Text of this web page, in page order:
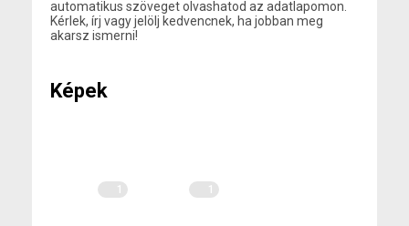
automatikus szöveget olvashatod az adatlapomon.
Kérlek, írj vagy jelölj kedvencnek, ha jobban meg
akarsz ismerni!
Képek
1 1